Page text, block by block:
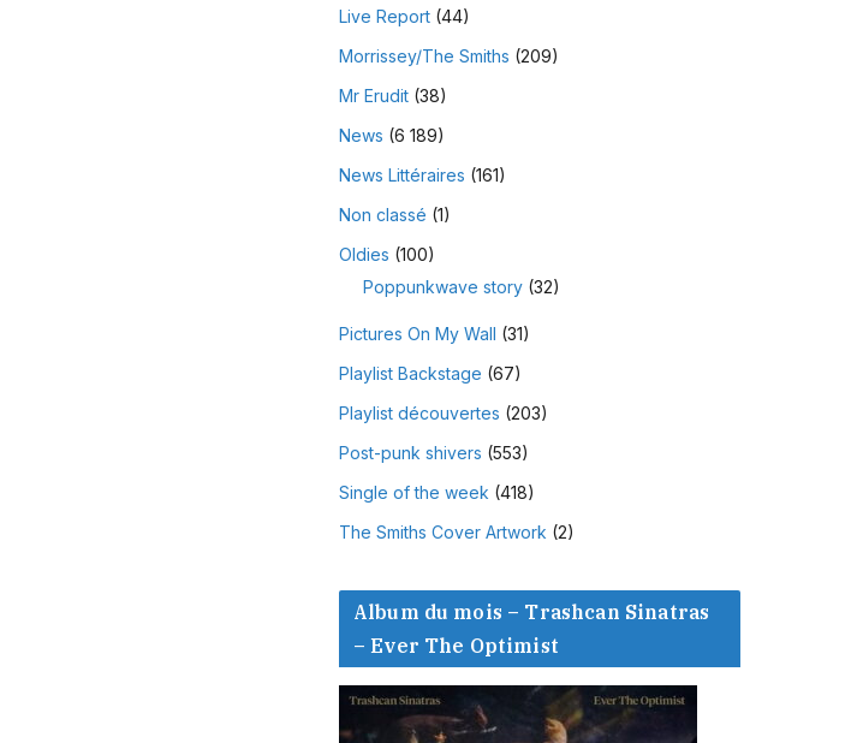
Live Report(44)
Morrissey/The Smiths (209)
Mr Erudit(38)
News (6 189)
News Littéraires (161)
Non classé (1)
Oldies (100)
Poppunkwave story(32)
Pictures On My Wall (31)
Playlist Backstage (67)
Playlist découvertes (203)
Post-punk shivers (553)
Single of the week (418)
The Smiths Cover Artwork (2)
Album du mois – Trashcan Sinatras
– Ever The Optimist